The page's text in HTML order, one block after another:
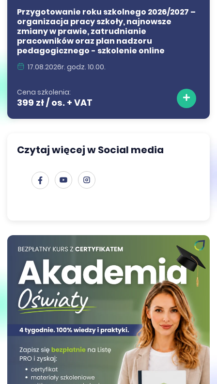
Przygotowanie roku szkolnego 2026/2027 –
organizacja pracy szkoły, najnowsze
zmiany w prawie, zatrudnianie
pracowników oraz plan nadzoru
pedagogicznego - szkolenie online
17.08.2026r. godz. 10.00.
Cena szkolenia:
399 zł / os. + VAT
Czytaj więcej w Social media